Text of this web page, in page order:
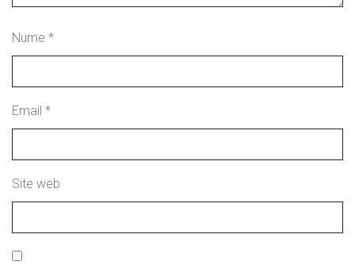
Nume *
Email *
Site web